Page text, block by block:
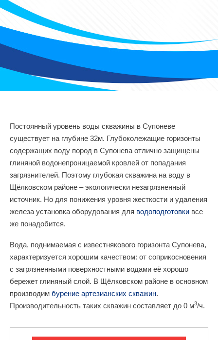
Постоянный уровень воды скважины в Супоневе
существует на глубине 32м. Глубоколежащие горизонты
содержащих воду пород в Супонева отлично защищены
глиняной водонепроницаемой кровлей от попадания
загрязнителей. Поэтому глубокая скважина на воду в
Щёлковском районе – экологически незагрязненный
источник. Но для понижения уровня жесткости и удаления
железа установка оборудования для водоподготовки все
же понадобится.
Вода, поднимаемая с известнякового горизонта Супонева,
характеризуется хорошим качеством: от соприкосновения
с загрязненными поверхностными водами её хорошо
бережет глиняный слой. В Щёлковском районе в основном
производим бурение артезианских скважин.
Производительность таких скважин составляет до 0 м3/ч.